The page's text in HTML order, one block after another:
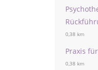
0,38 km
Praxis
0,38 km